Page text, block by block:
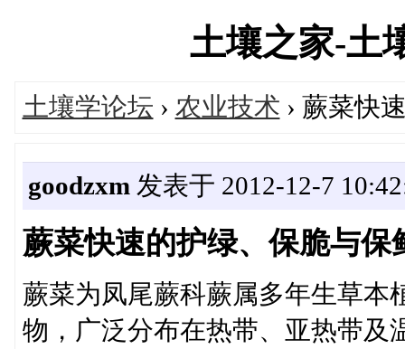
土壤之家-土
土壤学论坛 › 农业技术 › 蕨菜快
goodzxm 发表于 2012-12-7
蕨菜快速的护绿、保脆与保
蕨菜为凤尾蕨科蕨属多年生草本
物，广泛分布在热带、亚热带及